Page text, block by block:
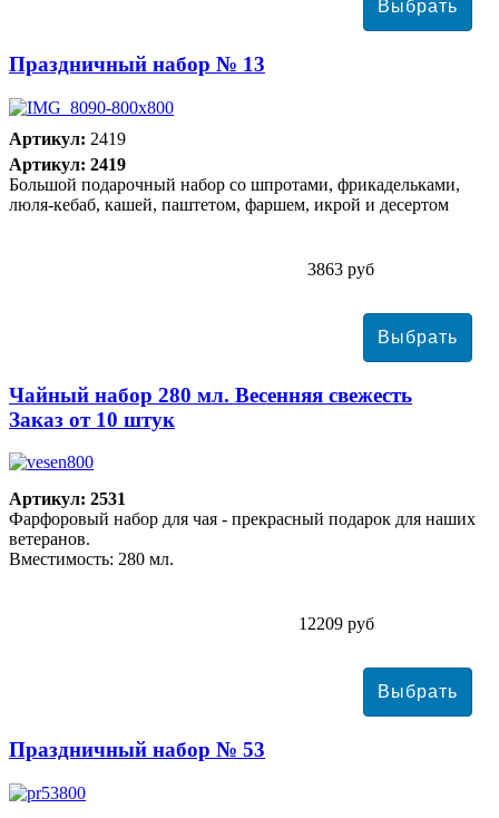
Праздничный набор № 13
Артикул: 2419
Артикул: 2419
Большой подарочный набор со шпротами, фрикадельками,
люля-кебаб, кашей, паштетом, фаршем, икрой и десертом
3863 руб
Чайный набор 280 мл. Весенняя свежесть
Заказ от 10 штук
Артикул: 2531
Фарфоровый набор для чая - прекрасный подарок для наших
ветеранов.
Вместимость: 280 мл.
12209 руб
Праздничный набор № 53